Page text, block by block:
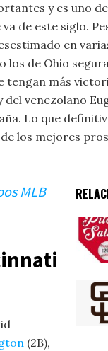
y es uno
de este siglo.
en
los de Ohio
más
venezolano
Lo que
los mejores
MLB
(2B),